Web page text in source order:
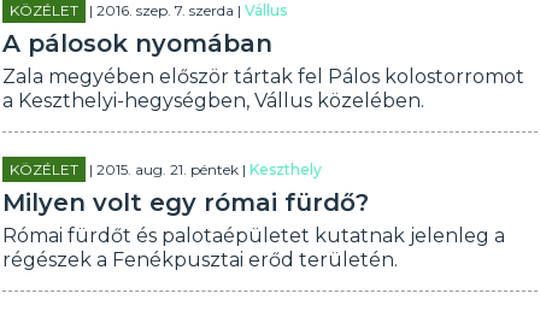
KÖZÉLET | 2016. szep. 7. szerda |Vállus
A pálosok nyomában
Zala megyében először tártak fel Pálos kolostorromot
a Keszthelyi-hegységben, Vállus közelében.
KÖZÉLET | 2015. aug. 21. péntek |Keszthely
Milyen volt egy római fürdő?
Római fürdőt és palotaépületet kutatnak jelenleg a
régészek a Fenékpusztai erőd területén.